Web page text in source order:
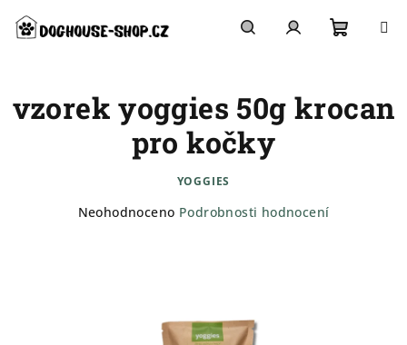
obsah
košík
vzorek yoggies 50g krocan
pro kočky
YOGGIES
Průměrné
Neohodnoceno Podrobnosti hodnocení